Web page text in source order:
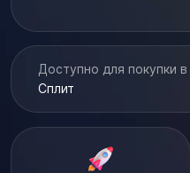
Доступно для покупки в
Сплит